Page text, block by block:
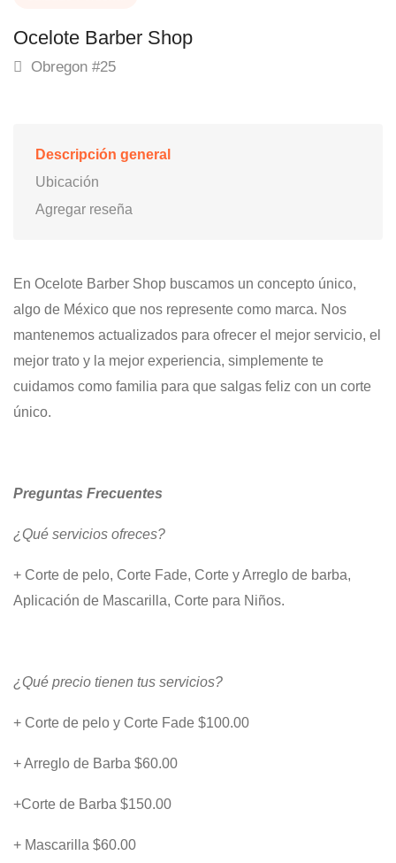
Ocelote Barber Shop
Obregon #25
Descripción general
Ubicación
Agregar reseña
En Ocelote Barber Shop buscamos un concepto único,
algo de México que nos represente como marca. Nos
mantenemos actualizados para ofrecer el mejor servicio, el
mejor trato y la mejor experiencia, simplemente te
cuidamos como familia para que salgas feliz con un corte
único.
Preguntas Frecuentes
¿Qué servicios ofreces?
+ Corte de pelo, Corte Fade, Corte y Arreglo de barba,
Aplicación de Mascarilla, Corte para Niños.
¿Qué precio tienen tus servicios?
+ Corte de pelo y Corte Fade $100.00
+ Arreglo de Barba $60.00
+Corte de Barba $150.00
+ Mascarilla $60.00